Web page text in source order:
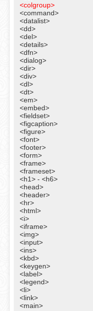
<colgroup>
<command>
<datalist>
<dd>
<del>
<details>
<dfn>
<dialog>
<dir>
<div>
<dl>
<dt>
<em>
<embed>
<fieldset>
<figcaption>
<figure>
<font>
<footer>
<form>
<frame>
<frameset>
<h1> - <h6>
<head>
<header>
<hr>
<html>
<i>
<iframe>
<img>
<input>
<ins>
<kbd>
<keygen>
<label>
<legend>
<li>
<link>
<main>